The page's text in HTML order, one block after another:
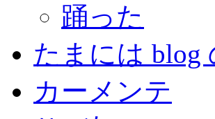
踊った
たまには blog
カーメンテ